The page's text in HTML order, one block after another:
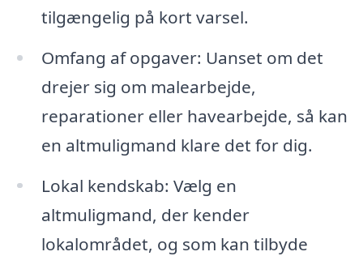
tilgængelig på kort varsel.
Omfang af opgaver: Uanset om det
drejer sig om malearbejde,
reparationer eller havearbejde, så kan
en altmuligmand klare det for dig.
Lokal kendskab: Vælg en
altmuligmand, der kender
lokalområdet, og som kan tilbyde